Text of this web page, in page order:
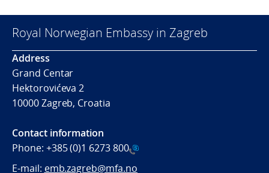
Royal Norwegian Embassy in Zagreb
Address
Grand Centar
Hektorovićeva 2
10000 Zagreb, Croatia
Contact information
Phone: +385 (0)1 6273 800
E-mail: emb.zagreb@mfa.no